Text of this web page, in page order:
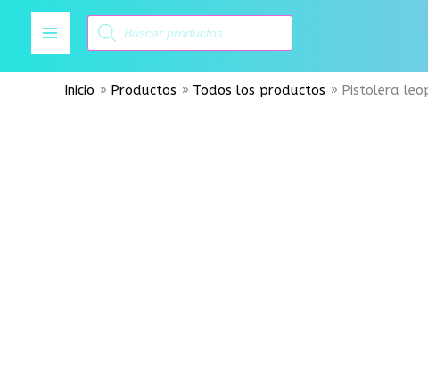
contenido
Búsqueda
de
productos
Inicio Productos Todos los productos Pistolera